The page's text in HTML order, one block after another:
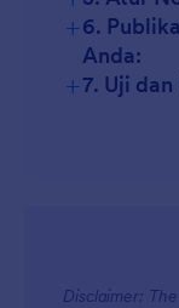
+6.
Anda:
+7. Uji
Disclaimer: